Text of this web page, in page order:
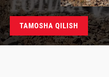
TAMOSHA QILISH